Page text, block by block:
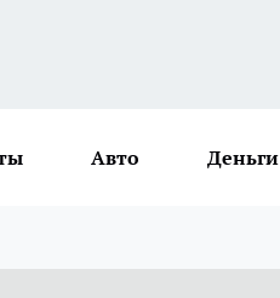
Авто Деньги